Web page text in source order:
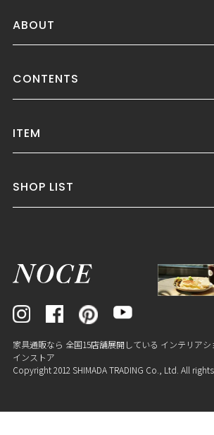
ABOUT
CONTENTS
ITEM
SHOP LIST
家具通販なら 全国15店舗展開している インテリア
インストア
Copyright 2012 SHIMADA TRADING Co., Ltd. All